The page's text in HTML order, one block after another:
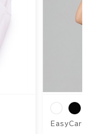
EasyCare+Ｔ